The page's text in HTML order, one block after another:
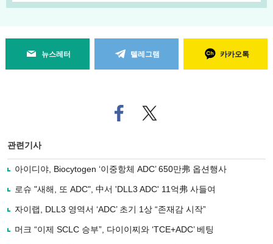
뉴스레터 텔레그램 카카오톡
페
이
로
기
사
유
기
트위
터로
관련기사
아이디야, Biocytogen ‘이중항체 ADC’ 650만弗 옵션행사
로슈 "새해, 또 ADC", 中서 'DLL3 ADC' 11억弗 사들여
자이랩, DLL3 영역서 ‘ADC’ 초기 1상 “존재감 시작”
머크 “이제 SCLC 승부”, 다이이찌와 ‘TCE+ADC’ 베팅